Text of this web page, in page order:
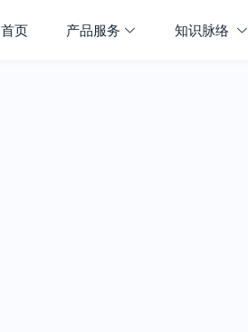
首页 产品服务 知识脉络